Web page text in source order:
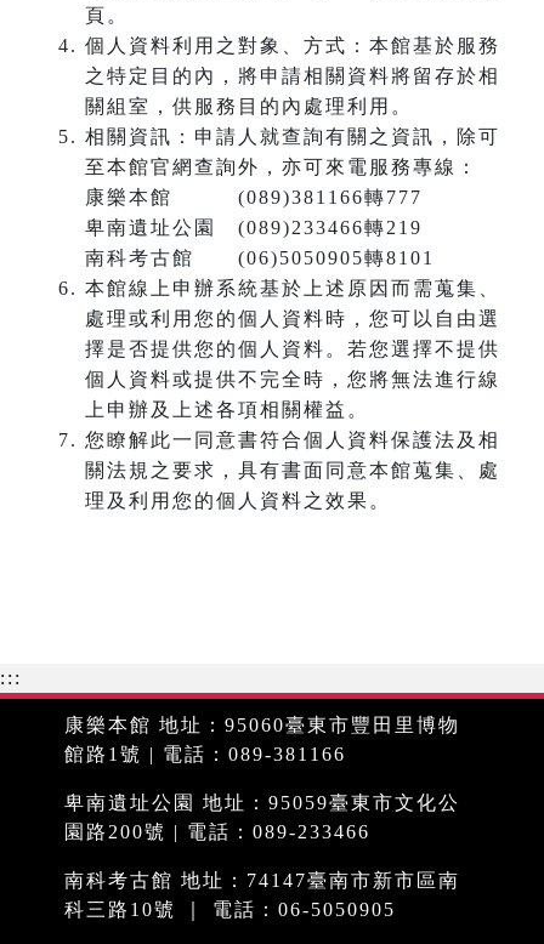
頁。
個人資料利用之對象、方式：本館基於服務
之特定目的內，將申請相關資料將留存於相
關組室，供服務目的內處理利用。
相關資訊：申請人就查詢有關之資訊，除可
至本館官網查詢外，亦可來電服務專線：
康樂本館 (089)381166轉777
卑南遺址公園 (089)233466轉219
南科考古館 (06)5050905轉8101
本館線上申辦系統基於上述原因而需蒐集、
處理或利用您的個人資料時，您可以自由選
擇是否提供您的個人資料。若您選擇不提供
個人資料或提供不完全時，您將無法進行線
上申辦及上述各項相關權益。
您瞭解此一同意書符合個人資料保護法及相
關法規之要求，具有書面同意本館蒐集、處
理及利用您的個人資料之效果。
:::
康樂本館 地址：95060臺東市豐田里博物
館路1號 | 電話：089-381166
卑南遺址公園 地址：95059臺東市文化公
園路200號 | 電話：089-233466
南科考古館 地址：74147臺南市新市區南
科三路10號 ｜ 電話：06-5050905